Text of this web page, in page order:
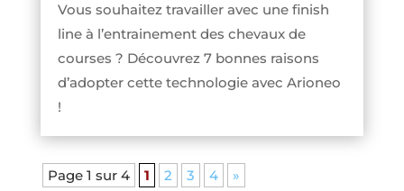
Vous souhaitez travailler avec une finish
line à l’entrainement des chevaux de
courses ? Découvrez 7 bonnes raisons
d’adopter cette technologie avec Arioneo
!
Page 1 sur 4 1 2 3 4 »